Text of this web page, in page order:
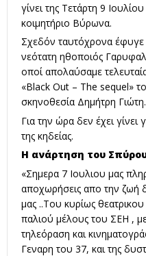
γίνει της Τετάρτη 9
κοιμητήριο Βύρωνα.
Σχεδόν ταυτόχρονα έφυγε
νεότατη ηθοποιός
οποί απολαύσαμε
«Black Out – The sequel»
σκηνοθεσία Δημήτρη Γιώτη.
Για την ώρα δεν έχει
της κηδείας.
Η ανάρτηση του
«Σημερα 7 Ιουλιου μας
αποχωρήσεις απο την
μας ..Του κυρίως
παλιού μέλους του ΣΕΗ ,
τηλεόραση και
Γεναρη του 37, και της